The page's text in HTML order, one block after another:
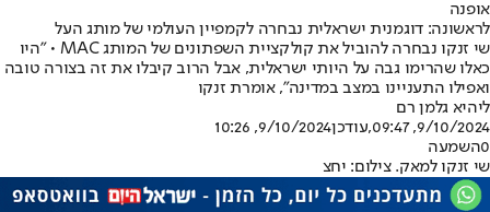
אופנה
לראשונה: דוגמנית ישראלית נבחרה לקמפיין העולמי של מותג העל
שי זנקו נבחרה להוביל את קולקציית השפתונים של המותג MAC • "היו
כאלו שהרימו גבה על היותי ישראלית, אבל הרוב קיבלו את זה בצורה טובה
ואפילו התעניינו במצב במדינה", אומרת זנקו
ליהיא גלמן רם
9/10/2024, 09:47
,עודכן9/10/2024, 10:26
0השמעה
שי זנקו למאק. צילום: יחצ